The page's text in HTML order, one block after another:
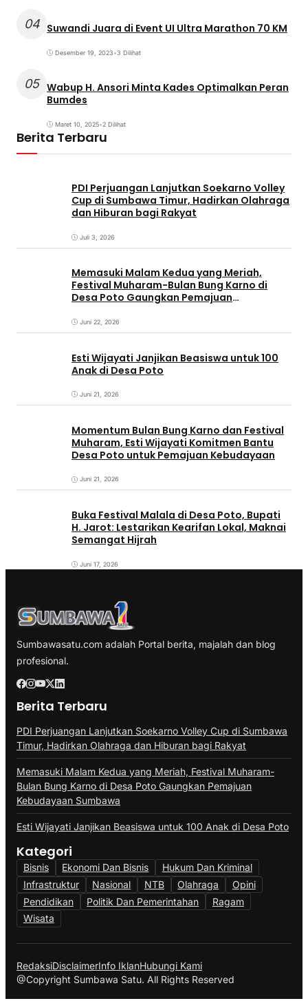
04 Suwandi Juara di Event UI Ultra Marathon 70 KM
Desember 19, 2023•3 Dilihat
05 Wabup H. Ansori Minta Kades Optimalkan Peran
Bumdes
Maret 10, 2025•2 Dilihat
Berita Terbaru
PDI Perjuangan Lanjutkan Soekarno Volley
Cup di Sumbawa Timur, Hadirkan Olahraga
dan Hiburan bagi Rakyat
Juli 3, 2026
Memasuki Malam Kedua yang Meriah,
Festival Muharam-Bulan Bung Karno di
Desa Poto Gaungkan Pemajuan
Juni 22, 2026
Esti Wijayati Janjikan Beasiswa untuk 100
Anak di Desa Poto
Juni 21, 2026
Momentum Bulan Bung Karno dan Festival
Muharam, Esti Wijayati Komitmen Bantu
Desa Poto untuk Pemajuan Kebudayaan
Juni 21, 2026
Buka Festival Malala di Desa Poto, Bupati
H. Jarot: Lestarikan Kearifan Lokal, Maknai
Semangat Hijrah
Juni 17, 2026
Sumbawasatu.com adalah Portal berita, majalah dan blog
profesional.
Berita Terbaru
PDI Perjuangan Lanjutkan Soekarno Volley Cup di Sumbawa
Timur, Hadirkan Olahraga dan Hiburan bagi Rakyat
Memasuki Malam Kedua yang Meriah, Festival Muharam-
Bulan Bung Karno di Desa Poto Gaungkan Pemajuan
Kebudayaan Sumbawa
Esti Wijayati Janjikan Beasiswa untuk 100 Anak di Desa Poto
Kategori
Bisnis Ekonomi Dan Bisnis
Hukum Dan Kriminal
Infrastruktur
Nasional NTB Olahraga
Opini
Pendidikan
Politik Dan Pemerintahan
Ragam
Wisata
RedaksiDisclaimerInfo IklanHubungi Kami
@Copyright Sumbawa Satu. All Rights Reserved